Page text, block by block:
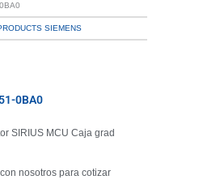
SIEMENS
0BA0
SIRIUS MCU Caja grad
nosotros para cotizar